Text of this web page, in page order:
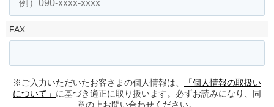
FAX
※ご入力いただいたお客さまの個人情報は、
「個人情報の取扱い
について」 に基づき適正に取り扱います。必ずお読みになり、同
意の上お問い合わせください。